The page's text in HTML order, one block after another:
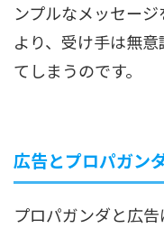
ンプルなメッセー
より、受け手は無
てしまうのです。
広告とプロパガン
プロパガンダと広